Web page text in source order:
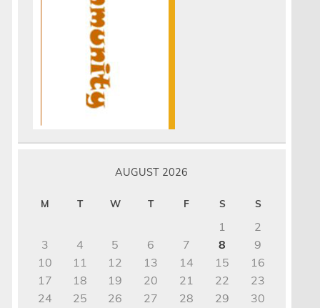
AUGUST 2026
M T W T F S S
1
2
3
4 5 6 7 8
9
10
11 12 13 14 15
16
17
18 19 20 21 22
23
24
25 26 27 28 29
30